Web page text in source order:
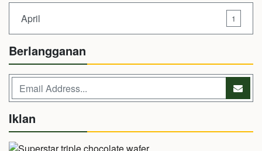
April 1
Berlangganan
Iklan